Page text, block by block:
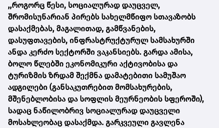
,,როგორც წესი, სოციალურად დაუცველ,
შრომისუნარიან პირებს სახელმწიფო სთავაზობს
დასაქმებას, მაგალითად, გამწვანების,
დასუფთავების, ინფრასტრუქტურულ სამსახურში
ანდა კერძო სექტორში ვაკანსიებს. გარდა ამისა,
ბოლო წლებში ეკონომიკური აქტივობისა და
ტურიზმის ზრდამ შექმნა დამატებითი სამუშაო
ადგილები (განსაკუთრებით მომსახურების,
მშენებლობისა და სოფლის მეურნეობის სფეროში),
სადაც ნაწილობრივ სოციალურად დაუცველი
მოსახლეობაც დასაქმდა. გარკვეული გავლენა